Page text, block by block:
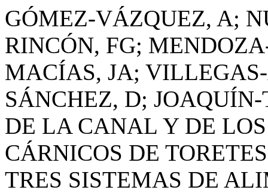
GÓMEZ-VÁZQUEZ, A;
RINCÓN, FG;
MACÍAS, JA;
SÁNCHEZ, D;
DE LA CANAL Y DE
CÁRNICOS DE
TRES SISTEMAS DE